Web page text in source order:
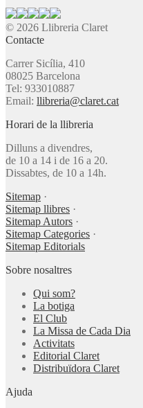
© 2026 Llibreria Claret
Contacte
Carrer Sicília, 410
08025 Barcelona
Tel: 933010887
Email: llibreria@claret.cat
Horari de la llibreria
Dilluns a divendres,
de 10 a 14 i de 16 a 20.
Dissabtes, de 10 a 14h.
Sitemap ·
Sitemap llibres ·
Sitemap Autors ·
Sitemap Categories ·
Sitemap Editorials
Sobre nosaltres
Qui som?
La botiga
El Club
La Missa de Cada Dia
Activitats
Editorial Claret
Distribuïdora Claret
Ajuda